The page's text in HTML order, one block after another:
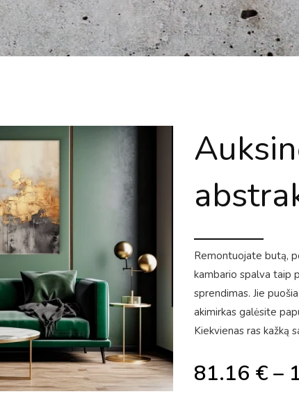
Remontuojate butą,
kambario spalva taip
sprendimas. Jie
akimirkas galėsite
Kiekvienas ras kažką
81.16 €–